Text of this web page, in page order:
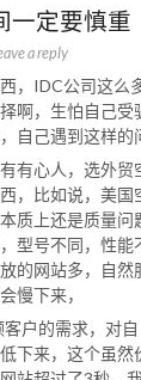
一定要慎重
a reply
，IDC公司这么
啊，生怕自己
自己遇到这样的
有心人，选外
，比如说，美
质上还是质量
型号不同，性
的网站多，自
慢下来，
户的需求，对
下来，这个虽